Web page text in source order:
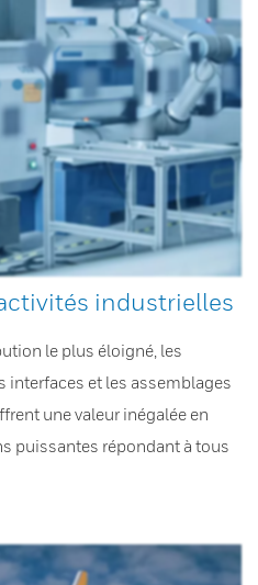
industrielles
le plus éloigné, les
interfaces et les assemblages
une valeur inégalée en
puissantes répondant à tous